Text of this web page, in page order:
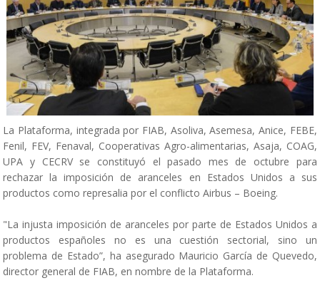
La Plataforma, integrada por FIAB, Asoliva, Asemesa, Anice, FEBE,
Fenil, FEV, Fenaval, Cooperativas Agro-alimentarias, Asaja, COAG,
UPA y CECRV se constituyó el pasado mes de octubre para
rechazar la imposición de aranceles en Estados Unidos a sus
productos como represalia por el conflicto Airbus – Boeing.
"La injusta imposición de aranceles por parte de Estados Unidos a
productos españoles no es una cuestión sectorial, sino un
problema de Estado”, ha asegurado Mauricio García de Quevedo,
director general de FIAB, en nombre de la Plataforma.